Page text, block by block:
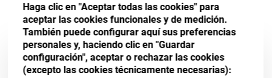
Haga clic en "Aceptar todas las cookies" para
aceptar las cookies funcionales y de medición.
También puede configurar aquí sus preferencias
personales y, haciendo clic en "Guardar
configuración", aceptar o rechazar las cookies
(excepto las cookies técnicamente necesarias):
P;Periphery;Tools - common(11 results)
Diaphragm